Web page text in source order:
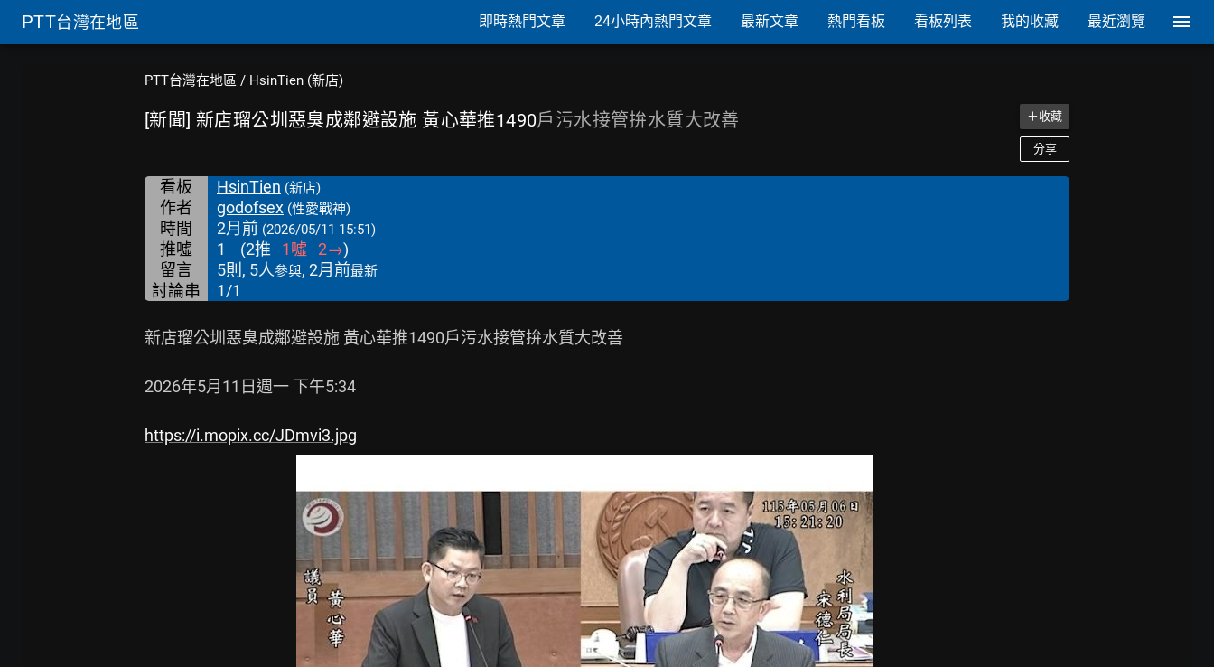
PTT台灣在地區 即時熱門文章 24小時內熱門文章 最新文章 熱門看板 看板列表 我的收藏 最近瀏覽
PTT台灣在地區 / HsinTien (新店)
[新聞] 新店瑠公圳惡臭成鄰避設施 黃心華推1490戶污水接管拚水質大改善 ＋收藏
分享
看板 HsinTien (新店)
作者 godofsex (性愛戰神)
時間 2月前 (2026/05/11 15:51)
推噓 1 (2推 1噓 2→)
留言
5則, 5人參與, 2月前最新
討論串 1/1
新店瑠公圳惡臭成鄰避設施 黃心華推1490戶污水接管拚水質大改善
2026年5月11日週一 下午5:34
https://i.mopix.cc/JDmvi3.jpg